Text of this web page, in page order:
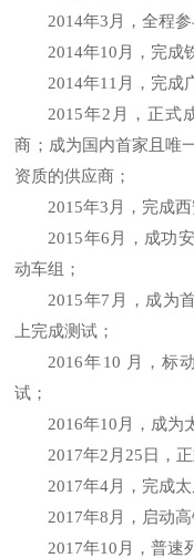
2014年3月，全程
2014年10月，完成
2014年11月，完成
2015年2月，正式
商；成为国内首家且唯
资质的供应商；
2015年3月，完成
2015年6月，成功
动车组；
2015年7月，成为
上完成测试；
2016年10 月，标
试；
2016年10月，成为
2017年2月25日，
2017年4月，完成
2017年8月，启动
2017年10月，普速